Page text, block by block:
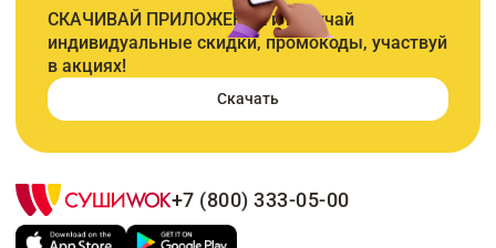
СКАЧИВАЙ ПРИЛОЖЕНИЕ и получай
индивидуальные скидки, промокоды, участвуй
в акциях!
Скачать
+7 (800) 333-05-00